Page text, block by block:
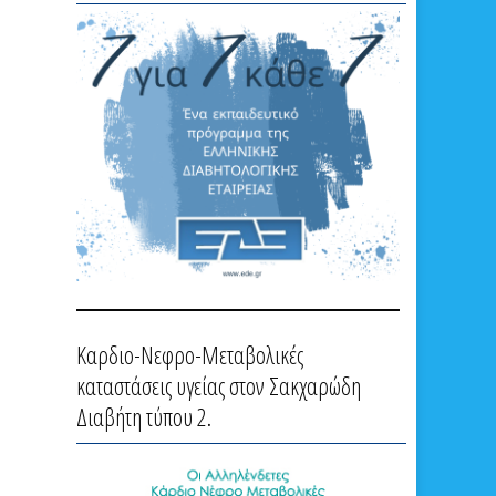
Καρδιο-Νεφρο-Μεταβολικές
καταστάσεις υγείας στον Σακχαρώδη
Διαβήτη τύπου 2.